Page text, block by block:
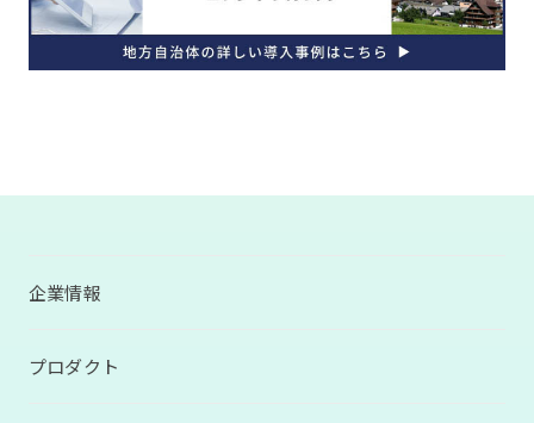
企業情報
プロダクト